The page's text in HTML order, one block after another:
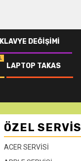
DEĞIŞIMI
LAPTOP TAKAS
ÖZEL SERVIS
ACER SERVİSİ